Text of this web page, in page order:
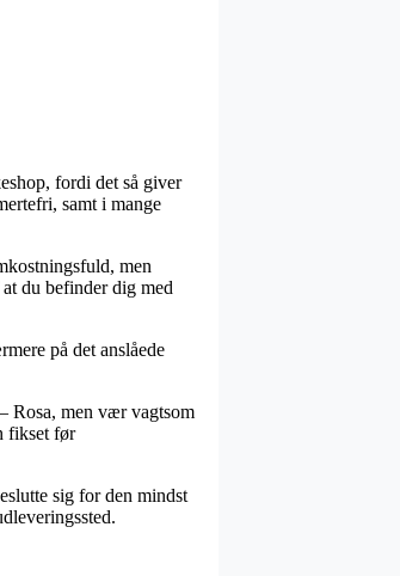
fordi det så giver
samt i mange
men
du befinder dig med
på det anslåede
Rosa, men vær vagtsom
fikset før
sig for den mindst